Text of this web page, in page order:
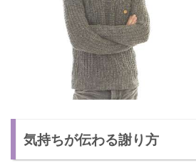
気持ちが伝わる謝り方